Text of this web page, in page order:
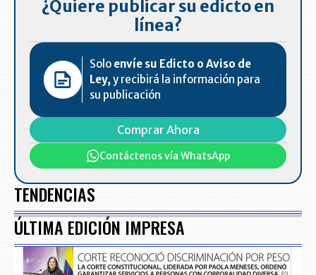
¿Quiere publicar su edicto en
línea?
Solo envíe su Edicto o Aviso de
Ley,y recibirá la información para
su publicación
Comprar Ahora
Contáctenos vía WhatsApp
TENDENCIAS
ÚLTIMA EDICIÓN IMPRESA